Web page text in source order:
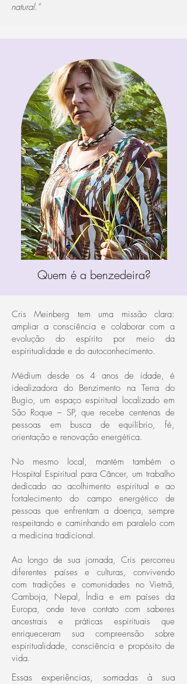
natural.”
Quem é a benzedeira?
Cris Meinberg tem uma missão clara:
ampliar a consciência e colaborar com a
evolução do espírito por meio da
espiritualidade e do autoconhecimento.
Médium desde os 4 anos de idade, é
idealizadora do Benzimento na Terra do
Bugio, um espaço espiritual localizado em
São Roque – SP, que recebe centenas de
pessoas em busca de equilíbrio, fé,
orientação e renovação energética.
No mesmo local, mantém também o
Hospital Espiritual para Câncer, um trabalho
dedicado ao acolhimento espiritual e ao
fortalecimento do campo energético de
pessoas que enfrentam a doença, sempre
respeitando e caminhando em paralelo com
a medicina tradicional.
Ao longo de sua jornada, Cris percorreu
diferentes países e culturas, convivendo
com tradições e comunidades no Vietnã,
Camboja, Nepal, Índia e em países da
Europa, onde teve contato com saberes
ancestrais e práticas espirituais que
enriqueceram sua compreensão sobre
espiritualidade, consciência e propósito de
vida.
Essas experiências, somadas à sua